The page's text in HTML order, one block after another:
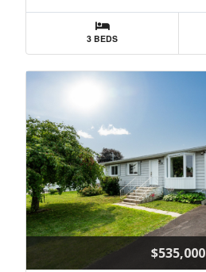
3 BEDS
$535,000